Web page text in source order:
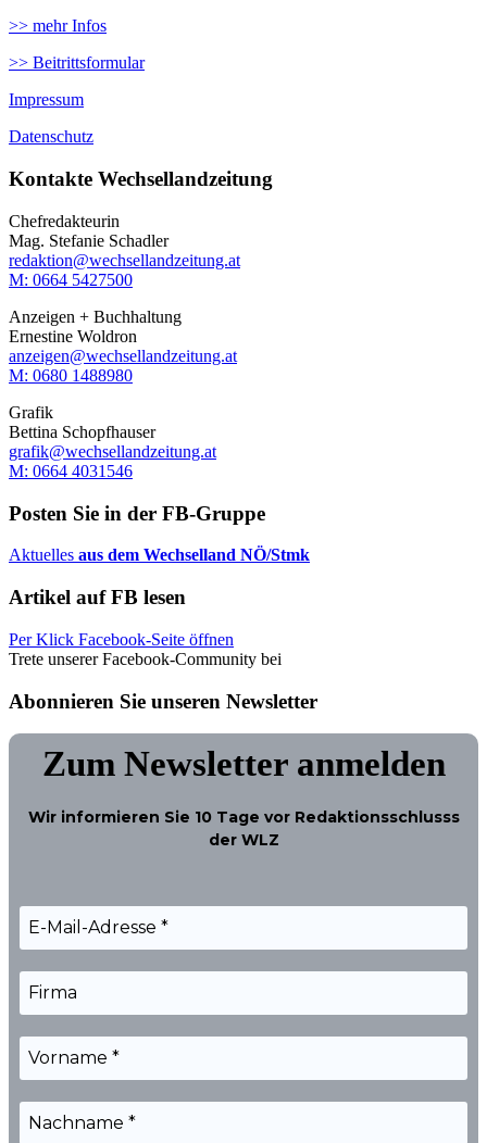
>> mehr Infos
>> Beitrittsformular
Impressum
Datenschutz
Kontakte Wechsellandzeitung
Chefredakteurin
Mag. Stefanie Schadler
redaktion@wechsellandzeitung.at
M: 0664 5427500‬
Anzeigen + Buchhaltung
Ernestine Woldron
anzeigen@wechsellandzeitung.at
M: ‭0680 1488980‬
Grafik
Bettina Schopfhauser
grafik@wechsellandzeitung.at
M: 0664 4031546
Posten Sie in der FB-Gruppe
Aktuelles aus dem Wechselland NÖ/Stmk
Artikel auf FB lesen
Per Klick Facebook-Seite öffnen
Trete unserer Facebook-Community bei
Abonnieren Sie unseren Newsletter
Zum Newsletter anmelden
Wir informieren Sie 10 Tage vor Redaktionsschlusss
der WLZ